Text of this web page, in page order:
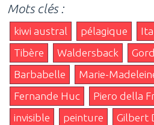
Mots clés :
kiwi austral pélagique
Tibère
Waldersback
Barbabelle
Marie-
Fernande Huc
Piero della
invisible
peinture
Gilbert